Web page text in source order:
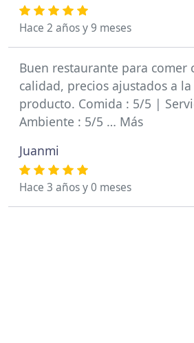
Hace 2 años y 9 meses
Buen restaurante para comer
calidad, precios ajustados a
producto. Comida : 5/5 |
Ambiente : 5/5 … Más
Juanmi
Hace 3 años y 0 meses